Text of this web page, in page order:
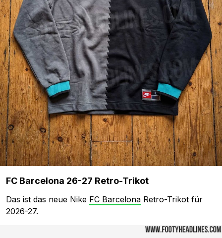
FC Barcelona 26-27 Retro-Trikot
Das ist das neue Nike FC Barcelona Retro-Trikot für
2026-27.